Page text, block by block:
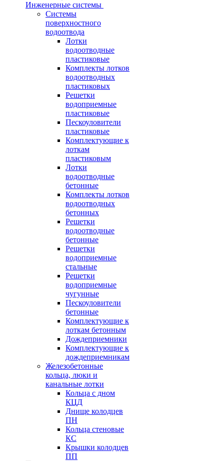
Инженерные системы
Системы
поверхностного
водоотвода
Лотки
водоотводные
пластиковые
Комплекты лотков
водоотводных
пластиковых
Решетки
водоприемные
пластиковые
Пескоуловители
пластиковые
Комплектующие к
лоткам
пластиковым
Лотки
водоотводные
бетонные
Комплекты лотков
водоотводных
бетонных
Решетки
водоотводные
бетонные
Решетки
водоприемные
стальные
Решетки
водоприемные
чугунные
Пескоуловители
бетонные
Комплектующие к
лоткам бетонным
Дождеприемники
Комплектующие к
дождеприемникам
Железобетонные
кольца, люки и
канальные лотки
Кольца с дном
КЦД
Днище колодцев
ПН
Кольца стеновые
КС
Крышки колодцев
ПП